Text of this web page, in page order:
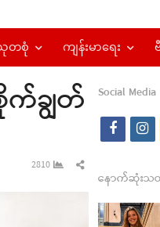
တစုံ ကျန်းမာရေး
ချွတ်
2810
Share
this
Social Media
f
c
e
i
s
t
နောက်ဆုံးသတ